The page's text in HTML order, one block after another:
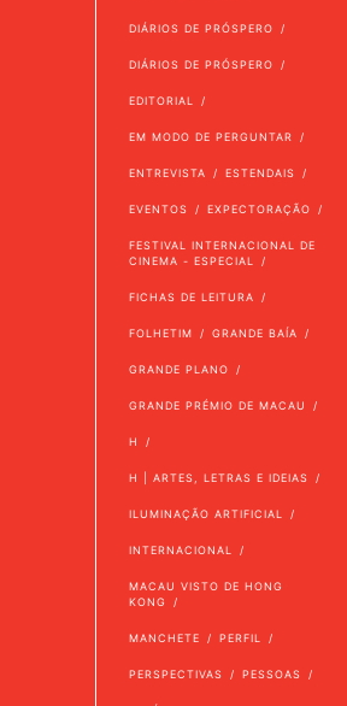
DIÁRIOS DE PRÓSPERO
DIÁRIOS DE PRÓSPERO
EDITORIAL
EM MODO DE PERGUNTAR
ENTREVISTA ESTENDAIS
EVENTOS EXPECTORAÇÃO
FESTIVAL INTERNACIONAL DE
CINEMA - ESPECIAL
FICHAS DE LEITURA
FOLHETIM GRANDE BAÍA
GRANDE PLANO
GRANDE PRÉMIO DE MACAU
H
H | ARTES, LETRAS E IDEIAS
ILUMINAÇÃO ARTIFICIAL
INTERNACIONAL
MACAU VISTO DE HONG
KONG
MANCHETE PERFIL
PERSPECTIVAS PESSOAS